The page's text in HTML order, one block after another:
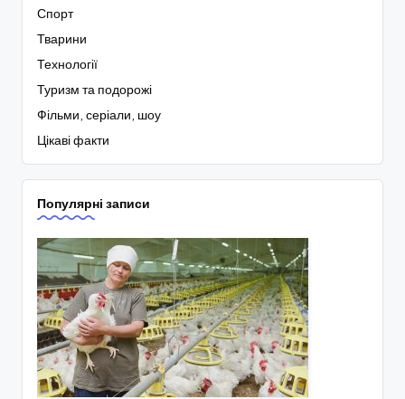
Спорт
Тварини
Технології
Туризм та подорожі
Фільми, серіали, шоу
Цікаві факти
Популярні записи